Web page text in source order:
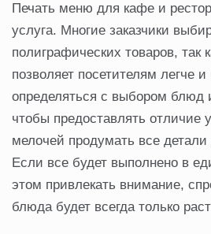
Печать меню для кафе и
услуга. Многие заказчики
полиграфических товаров, так
позволяет посетителям легче
определяться с выбором блюд
чтобы предоставлять отличие
мелочей продумать все
Если все будет выполнено в
этом привлекать внимание,
блюда будет всегда только